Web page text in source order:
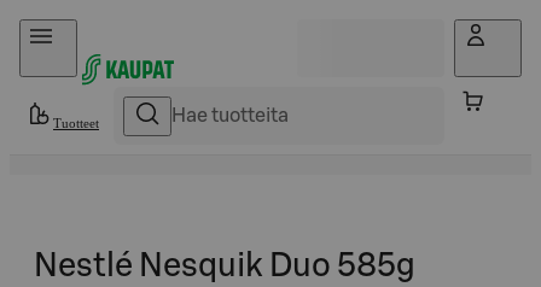
Hyppää sisältöön
Tuotteet
Nestlé Nesquik Duo 585g